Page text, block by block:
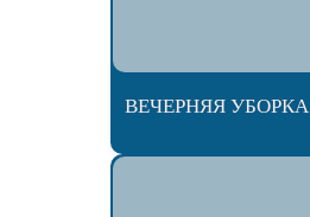
ВЕЧЕРНЯЯ УБОРКА